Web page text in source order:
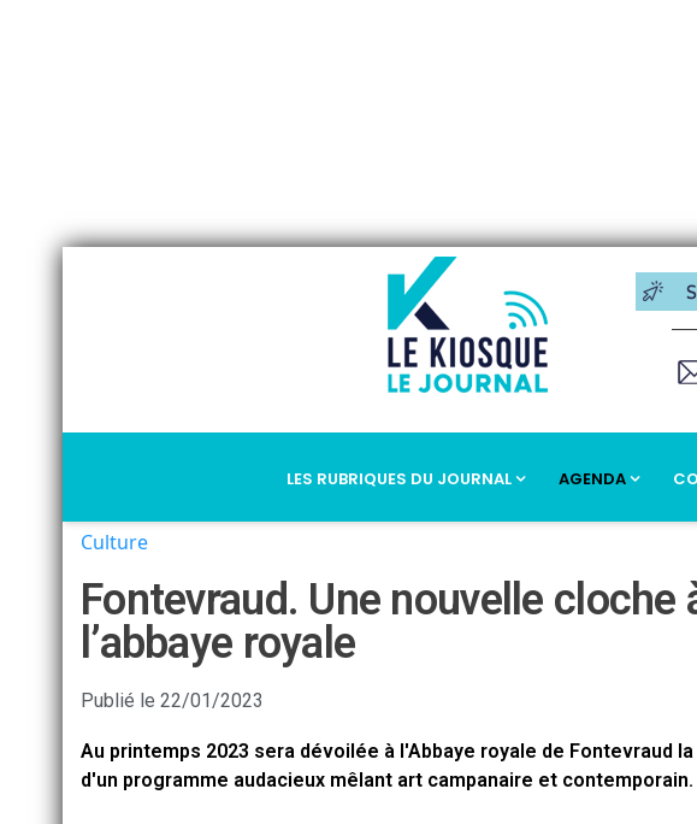
LES RUBRIQUES DU JOURNAL AGENDA
Culture
Fontevraud. Une nouvelle cloche
l’abbaye royale
Publié le 22/01/2023
Au printemps 2023 sera dévoilée à l'Abbaye royale de Fontevraud
d'un programme audacieux mêlant art campanaire et contemporain.